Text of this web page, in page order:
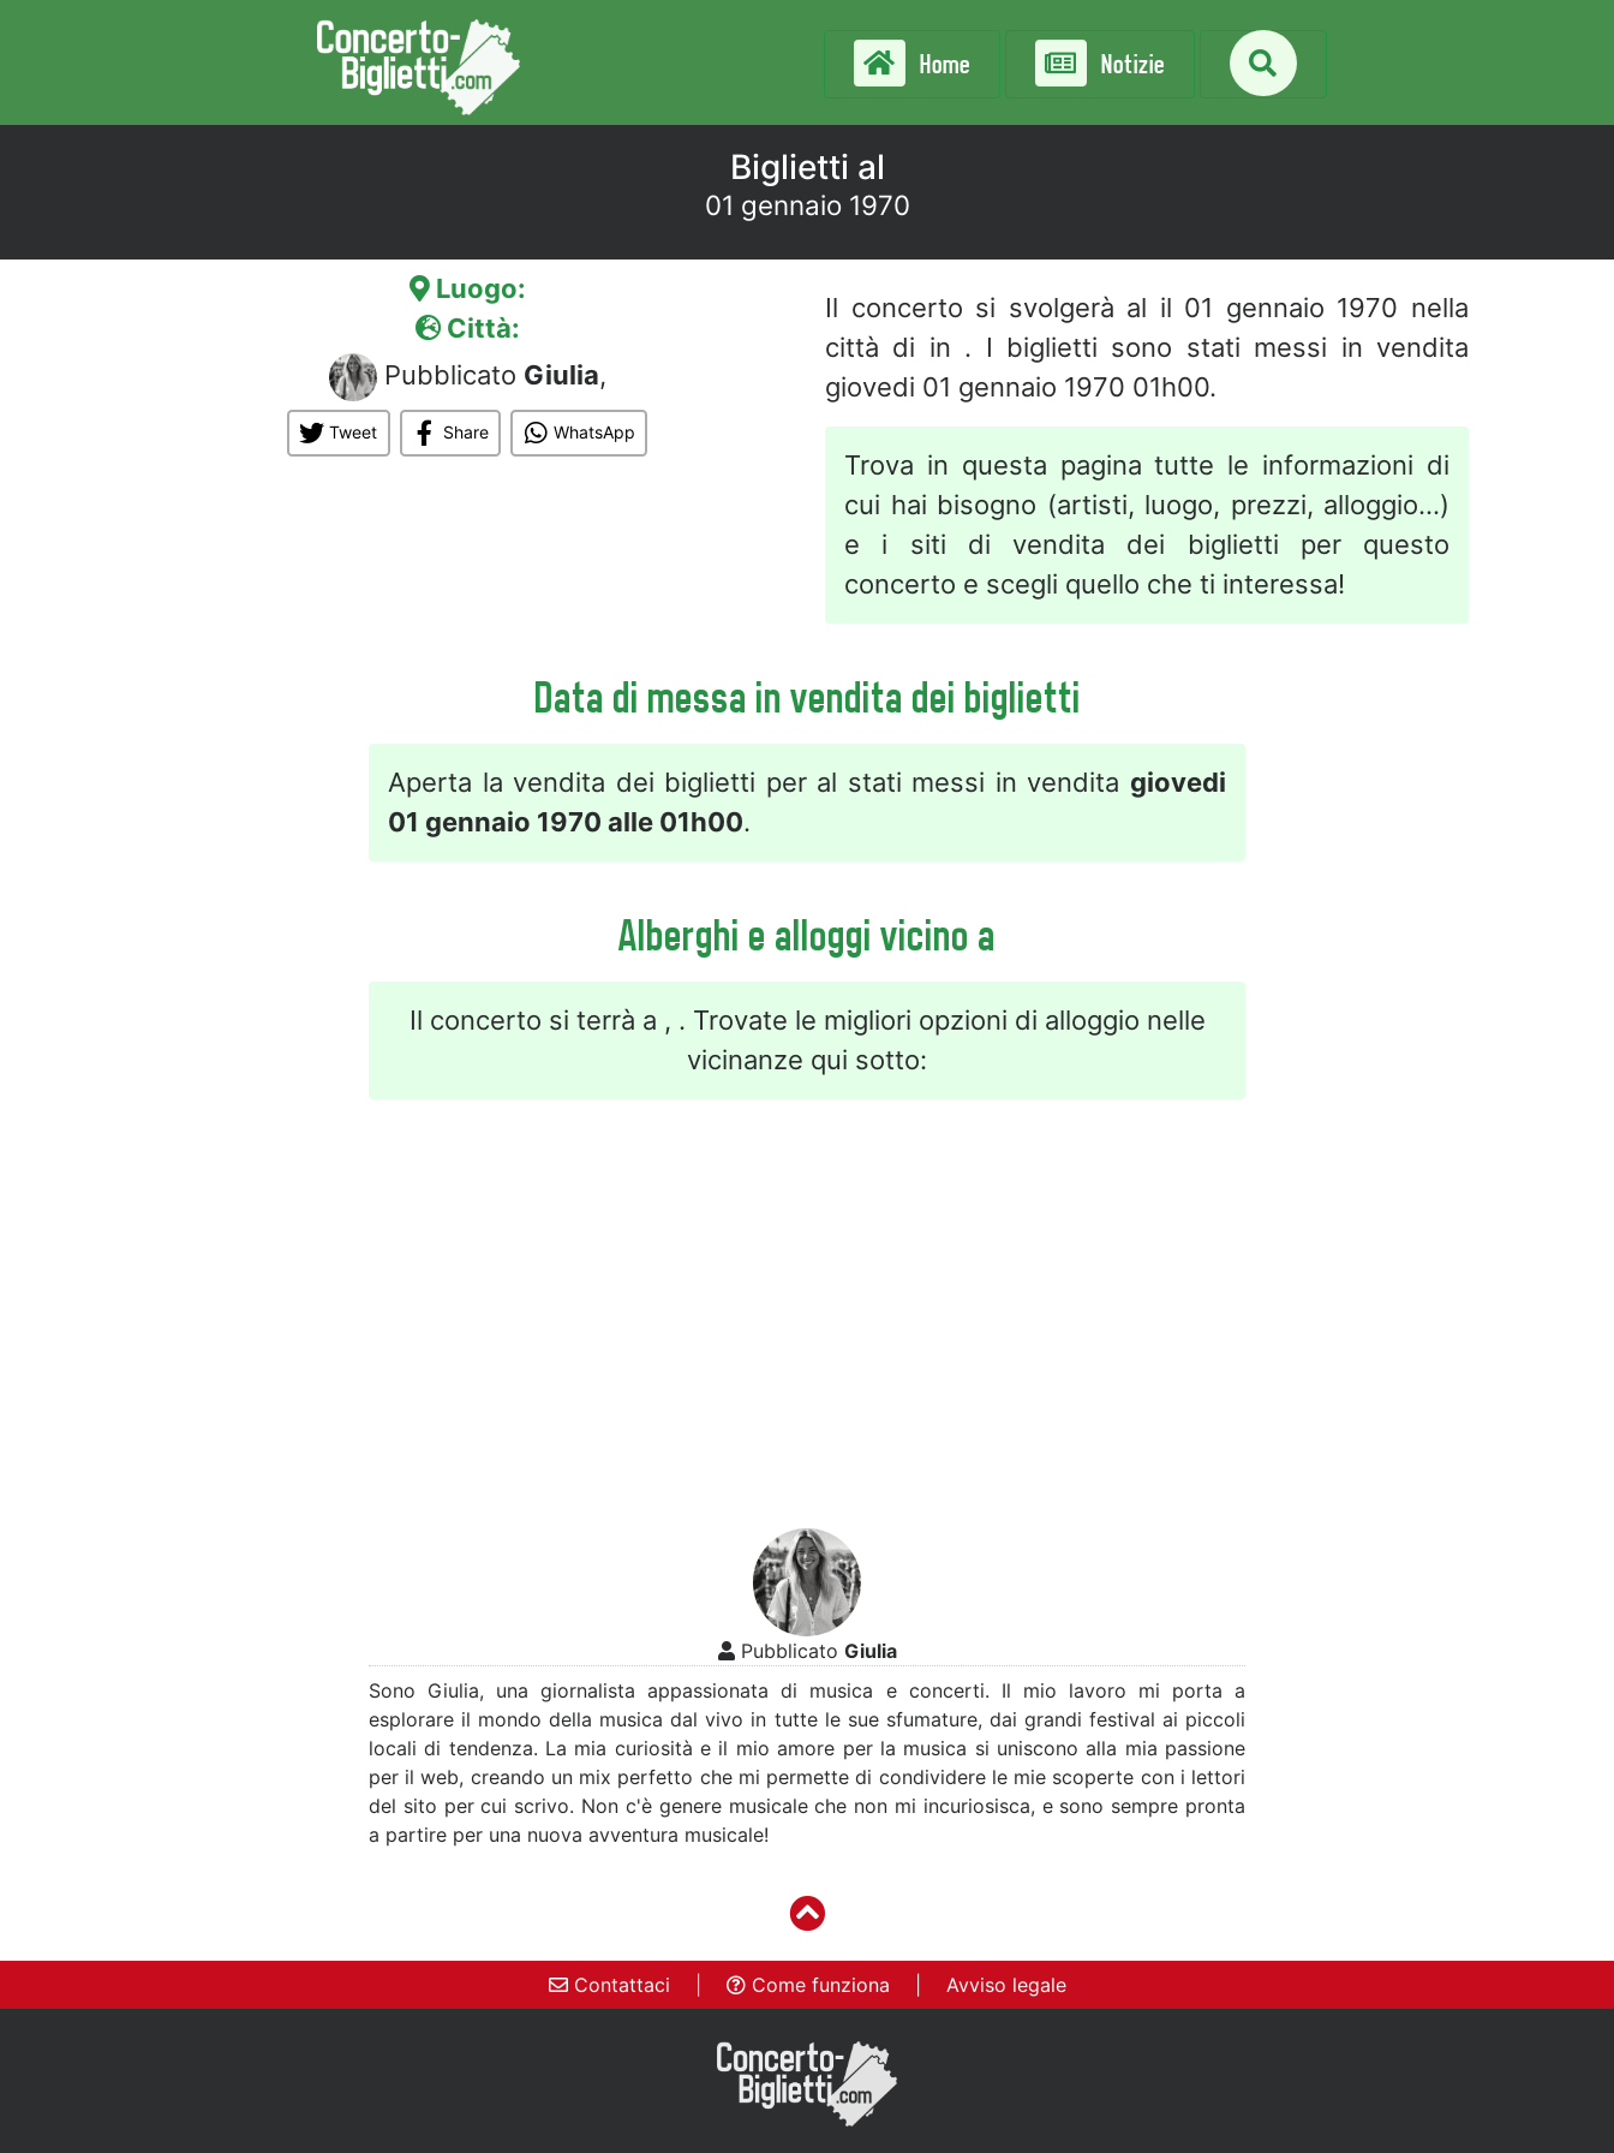
Home Notizie
Biglietti al
01 gennaio 1970
Luogo:
Città:
Pubblicato Giulia,
Tweet Share WhatsApp
Il concerto si svolgerà al il 01 gennaio 1970 nella
città di in . I biglietti sono stati messi in vendita
giovedi 01 gennaio 1970 01h00.
Trova in questa pagina tutte le informazioni di
cui hai bisogno (artisti, luogo, prezzi, alloggio...)
e i siti di vendita dei biglietti per questo
concerto e scegli quello che ti interessa!
Data di messa in vendita dei biglietti
Aperta la vendita dei biglietti per al stati messi in vendita giovedi
01 gennaio 1970 alle 01h00.
Alberghi e alloggi vicino a
Il concerto si terrà a , . Trovate le migliori opzioni di alloggio nelle
vicinanze qui sotto:
Pubblicato Giulia
Sono Giulia, una giornalista appassionata di musica e concerti. Il mio lavoro mi porta a
esplorare il mondo della musica dal vivo in tutte le sue sfumature, dai grandi festival ai piccoli
locali di tendenza. La mia curiosità e il mio amore per la musica si uniscono alla mia passione
per il web, creando un mix perfetto che mi permette di condividere le mie scoperte con i lettori
del sito per cui scrivo. Non c'è genere musicale che non mi incuriosisca, e sono sempre pronta
a partire per una nuova avventura musicale!
Contattaci Come funziona Avviso legale